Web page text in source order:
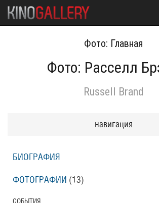
Фото: Главная
Фото: Расселл
Russell Brand
навигация
БИОГРАФИЯ
ФОТОГРАФИИ (13)
СОБЫТИЯ